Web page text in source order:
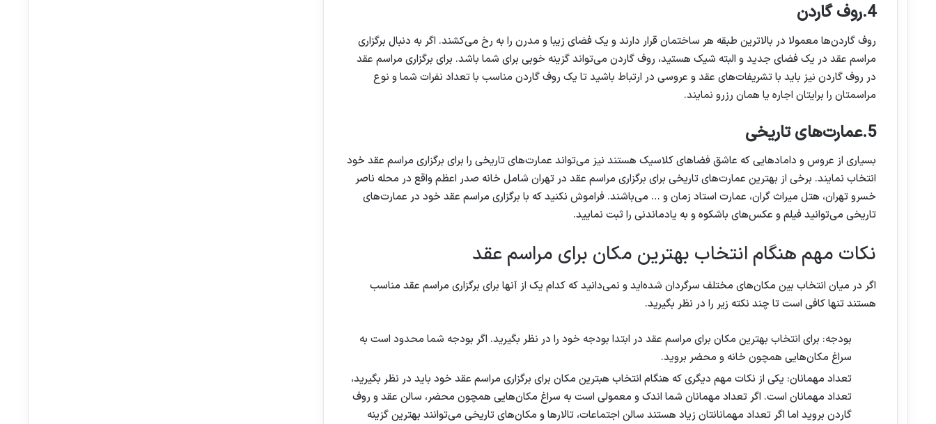
4.روف گاردن
روف گاردن‌ها معمولا در بالاترین طبقه هر ساختمان قرار دارند و یک فضای زیبا و مدرن را به رخ می‌کشند. اگر به دنبال برگزاری
مراسم عقد در یک فضای جدید و البته شیک هستید، روف گاردن می‌تواند گزینه خوبی برای شما باشد. برای برگزاری مراسم عقد
در روف گاردن نیز باید با تشریفات‌های عقد و عروسی در ارتباط باشید تا یک روف گاردن مناسب با تعداد نفرات شما و نوع
مراسمتان را برایتان اجاره یا همان رزرو نمایند.
5.عمارت‌های تاریخی
بسیاری از عروس و دامادهایی که عاشق فضاهای کلاسیک هستند نیز می‌تواند عمارت‌های تاریخی را برای برگزاری مراسم عقد خود
انتخاب نمایند. برخی از بهترین عمارت‌های تاریخی برای برگزاری مراسم عقد در تهران شامل خانه صدر اعظم واقع در محله ناصر
خسرو تهران، هتل میراث گران، عمارت استاد زمان و … می‌باشند. فراموش نکنید که با برگزاری مراسم عقد خود در عمارت‌های
تاریخی می‌توانید فیلم و عکس‌های باشکوه و به یادماندنی را ثبت نمایید.
نکات مهم هنگام انتخاب بهترین مکان برای مراسم عقد
اگر در میان انتخاب بین مکان‌های مختلف سرگردان شده‌اید و نمی‌دانید که کدام یک از آنها برای برگزاری مراسم عقد مناسب
هستند تنها کافی است تا چند نکته زیر را در نظر بگیرید.
بودجه: برای انتخاب بهترین مکان برای مراسم عقد در ابتدا بودجه خود را در نظر بگیرید. اگر بودجه شما محدود است به
سراغ مکان‌هایی همچون خانه و محضر بروید.
تعداد مهمانان: یکی از نکات مهم دیگری که هنگام انتخاب هبترین مکان برای برگزاری مراسم عقد خود باید در نظر بگیرید،
تعداد مهمانان است. اگر تعداد مهمانان شما اندک و معمولی است به سراغ مکان‌هایی همچون محضر، سالن عقد و روف
گاردن بروید اما اگر تعداد مهمانانتان زیاد هستند سالن اجتماعات، تالارها و مکان‌های تاریخی می‌توانند بهترین گزینه